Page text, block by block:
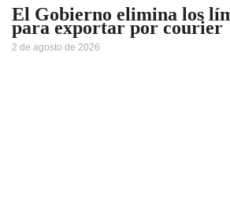
El Gobierno elimina los
para exportar por courier
2 de agosto de 2026